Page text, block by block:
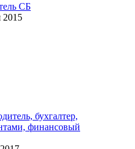
СБ
2015
бухгалтер,
финансовый